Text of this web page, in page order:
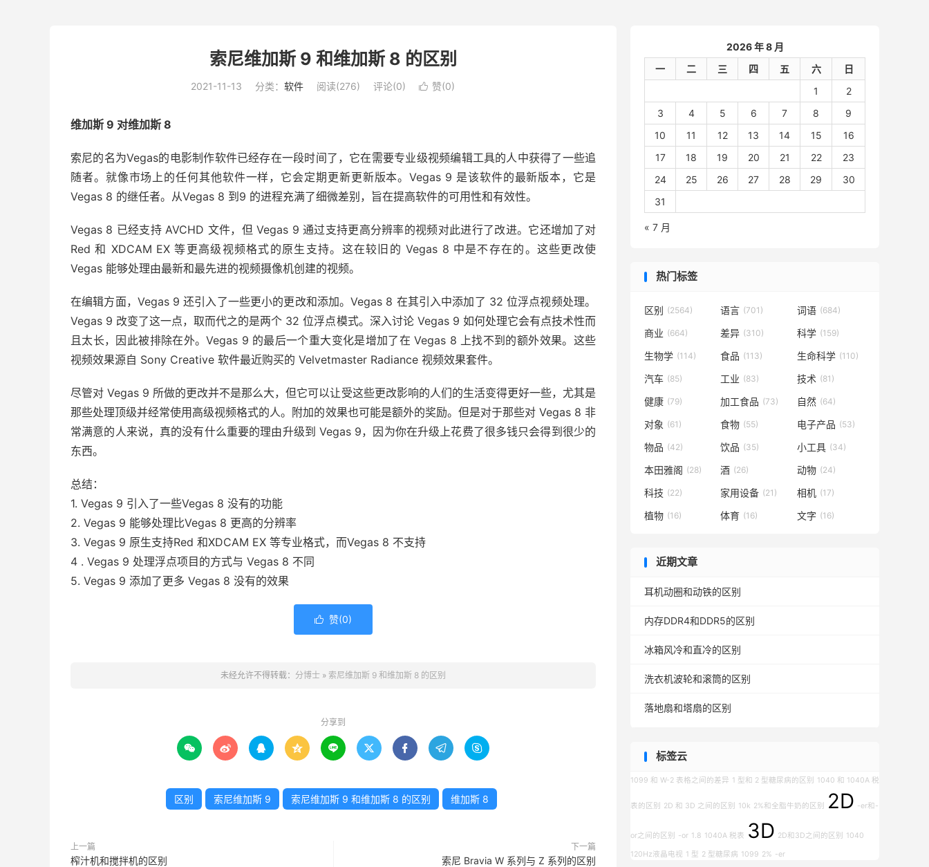
索尼维加斯 9 和维加斯 8 的区别
2021-11-13 分类： 软件 阅读(276) 评论(0)  赞(0)
维加斯 9 对维加斯 8
索尼的名为Vegas的电影制作软件已经存在一段时间了，它在需要专业级视频编辑工具的人中获得了一些追
随者。就像市场上的任何其他软件一样，它会定期更新更新版本。Vegas 9 是该软件的最新版本，它是
Vegas 8 的继任者。从Vegas 8 到9 的进程充满了细微差别，旨在提高软件的可用性和有效性。
Vegas 8 已经支持 AVCHD 文件，但 Vegas 9 通过支持更高分辨率的视频对此进行了改进。它还增加了对
Red 和 XDCAM EX 等更高级视频格式的原生支持。这在较旧的 Vegas 8 中是不存在的。这些更改使
Vegas 能够处理由最新和最先进的视频摄像机创建的视频。
在编辑方面，Vegas 9 还引入了一些更小的更改和添加。Vegas 8 在其引入中添加了 32 位浮点视频处理。
Vegas 9 改变了这一点，取而代之的是两个 32 位浮点模式。深入讨论 Vegas 9 如何处理它会有点技术性而
且太长，因此被排除在外。Vegas 9 的最后一个重大变化是增加了在 Vegas 8 上找不到的额外效果。这些
视频效果源自 Sony Creative 软件最近购买的 Velvetmaster Radiance 视频效果套件。
尽管对 Vegas 9 所做的更改并不是那么大，但它可以让受这些更改影响的人们的生活变得更好一些，尤其是
那些处理顶级并经常使用高级视频格式的人。附加的效果也可能是额外的奖励。但是对于那些对 Vegas 8 非
常满意的人来说，真的没有什么重要的理由升级到 Vegas 9，因为你在升级上花费了很多钱只会得到很少的
东西。
总结：
1. Vegas 9 引入了一些Vegas 8 没有的功能
2. Vegas 9 能够处理比Vegas 8 更高的分辨率
3. Vegas 9 原生支持Red 和XDCAM EX 等专业格式，而Vegas 8 不支持
4 . Vegas 9 处理浮点项目的方式与 Vegas 8 不同
5. Vegas 9 添加了更多 Vegas 8 没有的效果
 赞(0)
未经允许不得转载： 分博士 » 索尼维加斯 9 和维加斯 8 的区别
分享到
        
区别 索尼维加斯 9 索尼维加斯 9 和维加斯 8 的区别 维加斯 8
上一篇
榨汁机和搅拌机的区别
下一篇
索尼 Bravia W 系列与 Z 系列的区别
2026 年 8 月
一
二 三 四 五 六
日
1
2
3
4 5 6 7 8
9
10
11 12 13 14 15
16
17
18 19 20 21 22
23
24
25 26 27 28 29
30
31
« 7 月
热门标签
区别 (2564) 语言 (701) 词语 (684)
商业 (664) 差异 (310) 科学 (159)
生物学 (114) 食品 (113) 生命科学 (110)
汽车 (85) 工业 (83) 技术 (81)
健康 (79) 加工食品 (73) 自然 (64)
对象 (61) 食物 (55) 电子产品 (53)
物品 (42) 饮品 (35) 小工具 (34)
本田雅阁 (28) 酒 (26) 动物 (24)
科技 (22) 家用设备 (21) 相机 (17)
植物 (16) 体育 (16) 文字 (16)
近期文章
耳机动圈和动铁的区别
内存DDR4和DDR5的区别
冰箱风冷和直冷的区别
洗衣机波轮和滚筒的区别
落地扇和塔扇的区别
标签云
1099 和 W-2 表格之间的差异 1 型和 2 型糖尿病的区别 1040 和 1040A 税
表的区别 2D 和 3D 之间的区别 10k 2%和全脂牛奶的区别 2D -er和-
or之间的区别 -or 1.8 1040A 税表 3D 2D和3D之间的区别 1040
120Hz液晶电视 1 型 2 型糖尿病 1099 2% -er